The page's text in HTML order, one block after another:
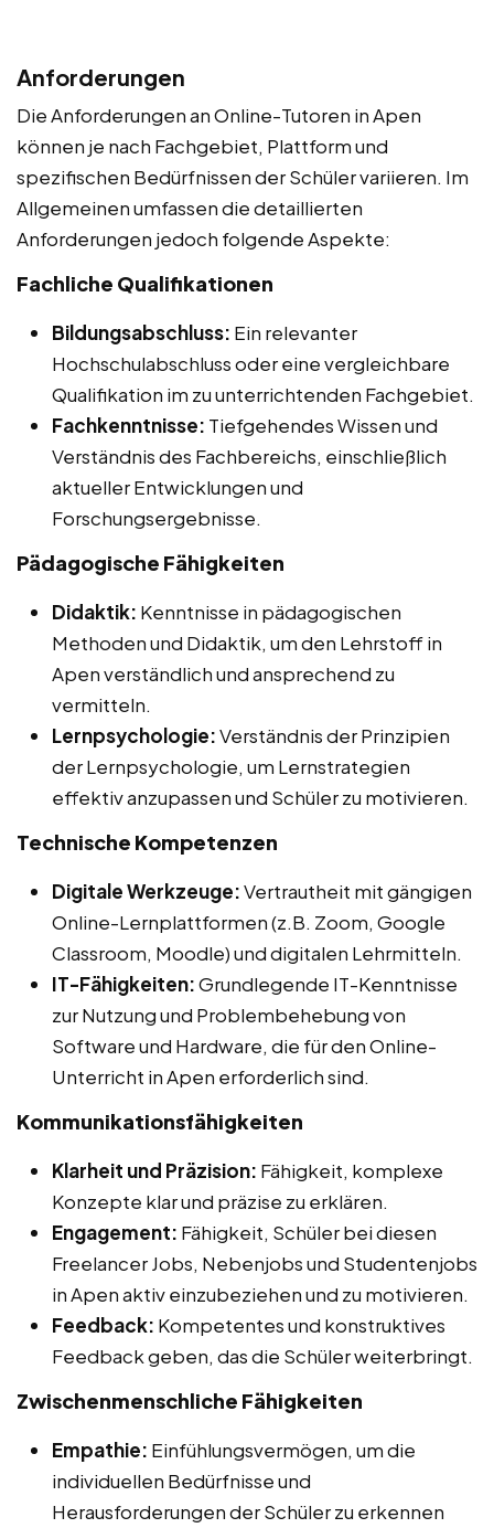
Anforderungen
Die Anforderungen an Online-Tutoren in Apen
können je nach Fachgebiet, Plattform und
spezifischen Bedürfnissen der Schüler variieren. Im
Allgemeinen umfassen die detaillierten
Anforderungen jedoch folgende Aspekte:
Fachliche Qualifikationen
Bildungsabschluss: Ein relevanter
Hochschulabschluss oder eine vergleichbare
Qualifikation im zu unterrichtenden Fachgebiet.
Fachkenntnisse: Tiefgehendes Wissen und
Verständnis des Fachbereichs, einschließlich
aktueller Entwicklungen und
Forschungsergebnisse.
Pädagogische Fähigkeiten
Didaktik: Kenntnisse in pädagogischen
Methoden und Didaktik, um den Lehrstoff in
Apen verständlich und ansprechend zu
vermitteln.
Lernpsychologie:Verständnis der Prinzipien
der Lernpsychologie, um Lernstrategien
effektiv anzupassen und Schüler zu motivieren.
Technische Kompetenzen
Digitale Werkzeuge:Vertrautheit mit gängigen
Online-Lernplattformen (z.B. Zoom, Google
Classroom, Moodle) und digitalen Lehrmitteln.
IT-Fähigkeiten:Grundlegende IT-Kenntnisse
zur Nutzung und Problembehebung von
Software und Hardware, die für den Online-
Unterricht in Apen erforderlich sind.
Kommunikationsfähigkeiten
Klarheit und Präzision: Fähigkeit, komplexe
Konzepte klar und präzise zu erklären.
Engagement: Fähigkeit, Schüler bei diesen
Freelancer Jobs, Nebenjobs und Studentenjobs
in Apen aktiv einzubeziehen und zu motivieren.
Feedback: Kompetentes und konstruktives
Feedback geben, das die Schüler weiterbringt.
Zwischenmenschliche Fähigkeiten
Empathie: Einfühlungsvermögen, um die
individuellen Bedürfnisse und
Herausforderungen der Schüler zu erkennen